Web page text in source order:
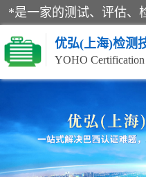
优弘(上海)检测
YOHO Certification
RECYCLASS认证
NR12认证